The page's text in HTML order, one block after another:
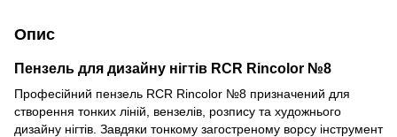
Опис
Пензель для дизайну нігтів RCR Rincolor №8
Професійний пензель RCR Rincolor №8 призначений для
створення тонких ліній, вензелів, розпису та художнього
дизайну нігтів. Завдяки тонкому загостреному ворсу інструмент